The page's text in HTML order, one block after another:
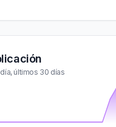
últimos 30 días